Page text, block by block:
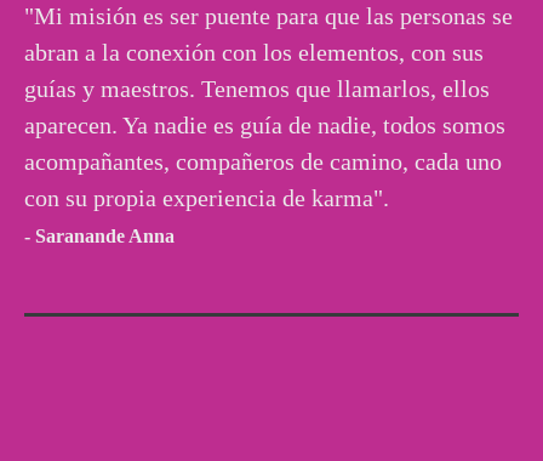
"Mi misión es ser puente para que las personas se
abran a la conexión con los elementos, con sus
guías y maestros. Tenemos que llamarlos, ellos
aparecen. Ya nadie es guía de nadie, todos somos
acompañantes, compañeros de camino, cada uno
con su propia experiencia de karma".
- Saranande Anna